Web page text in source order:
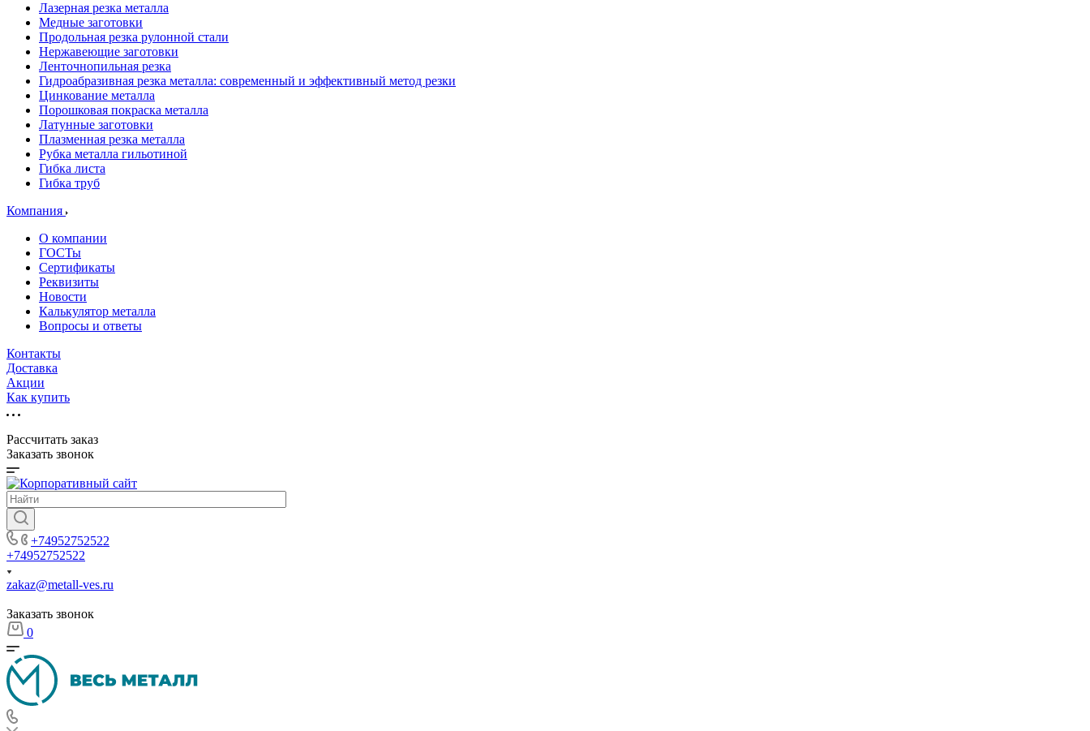
Лазерная резка металла
Медные заготовки
Продольная резка рулонной стали
Нержавеющие заготовки
Ленточнопильная резка
Гидроабразивная резка металла: современный и эффективный метод резки
Цинкование металла
Порошковая покраска металла
Латунные заготовки
Плазменная резка металла
Рубка металла гильотиной
Гибка листа
Гибка труб
Компания
О компании
ГОСТы
Сертификаты
Реквизиты
Новости
Калькулятор металла
Вопросы и ответы
Контакты
Доставка
Акции
Как купить
Рассчитать заказ
Заказать звонок
+74952752522
+74952752522
zakaz@metall-ves.ru
Заказать звонок
0